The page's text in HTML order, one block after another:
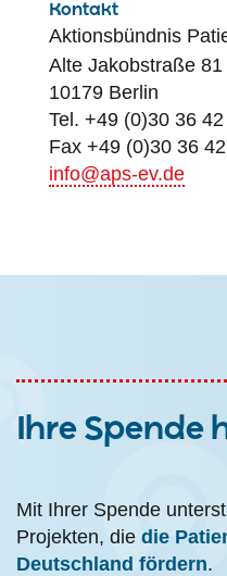
Kontakt
Aktionsbündnis
Alte Jakobstraße 81
10179 Berlin
Tel. +49 (0)30 36
Fax +49 (0)30 36
info@aps-ev.de
Ihre Spende
Mit Ihrer Spende
Projekten, die die
Deutschland fördern.